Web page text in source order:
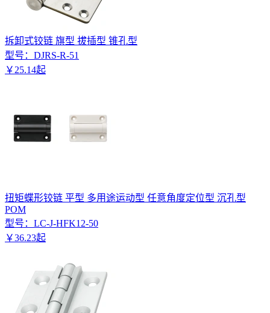
拆卸式铰链 旗型 拔插型 锥孔型
型号： DJRS-R-51
￥ 25.14起
扭矩蝶形铰链 平型 多用途运动型 任意角度定位型 沉孔型
POM
型号： LC-J-HFK12-50
￥36.23起